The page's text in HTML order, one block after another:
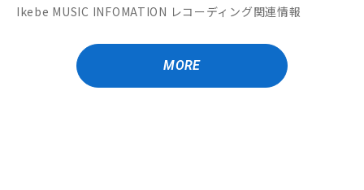
Ikebe MUSIC INFOMATION レコーディング関連情報
MORE